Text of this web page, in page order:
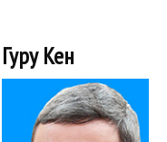
Гуру Кен